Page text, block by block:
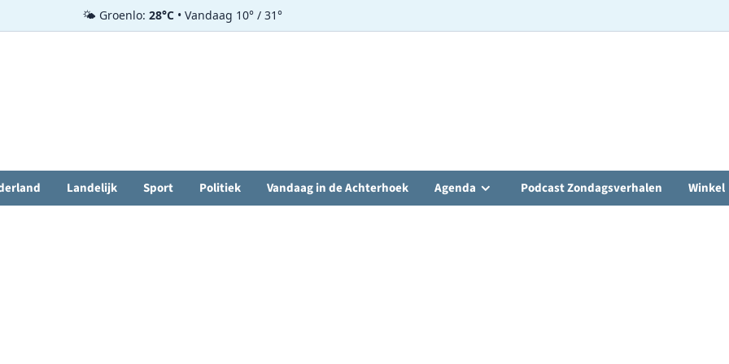
🌤️ Groenlo: 28°C • Vandaag 10° / 31°
Landelijk Sport Politiek Vandaag in de Achterhoek Agenda Podcast Zondagsverhalen Winkel